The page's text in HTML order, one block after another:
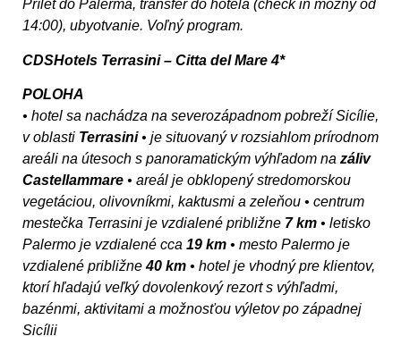
Prílet do Palerma, transfer do hotela (check in možný od
14:00), ubyotvanie. Voľný program.
CDSHotels Terrasini – Citta del Mare 4*
POLOHA
• hotel sa nachádza na severozápadnom pobreží Sicílie,
v oblasti Terrasini• je situovaný v rozsiahlom prírodnom
areáli na útesoch s panoramatickým výhľadom na záliv
Castellammare • areál je obklopený stredomorskou
vegetáciou, olivovníkmi, kaktusmi a zeleňou • centrum
mestečka Terrasini je vzdialené približne 7 km • letisko
Palermo je vzdialené cca 19 km • mesto Palermo je
vzdialené približne40 km • hotel je vhodný pre klientov,
ktorí hľadajú veľký dovolenkový rezort s výhľadmi,
bazénmi, aktivitami a možnosťou výletov po západnej
Sicílii